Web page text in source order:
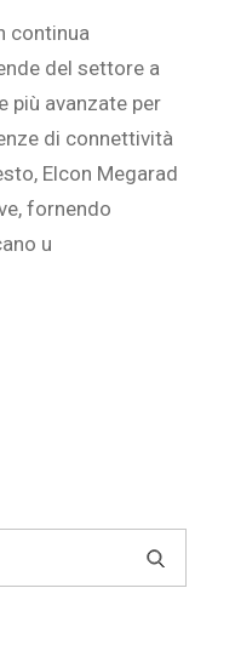
continua
del settore a
più avanzate per
di connettività
Elcon Megarad
fornendo
u